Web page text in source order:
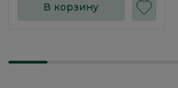
В корзину